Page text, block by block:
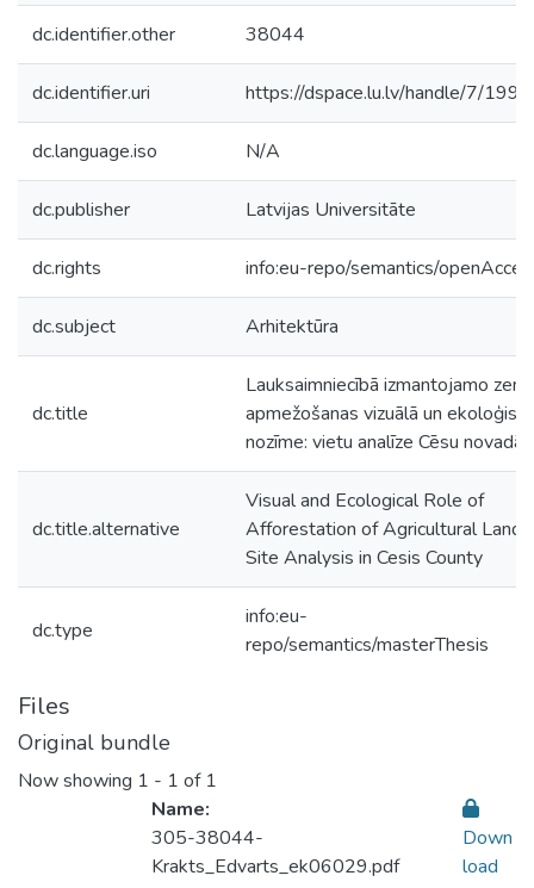
dc.identifier.other 38044
dc.identifier.uri https://dspace.lu.lv/handle/7/
dc.language.iso N/A
dc.publisher Latvijas Universitāte
dc.rights info:eu-repo/semantics/
dc.subject Arhitektūra
dc.title
Lauksaimniecībā izmantojamo
apmežošanas vizuālā un
nozīme: vietu analīze Cēsu novadā
dc.title.alternative
Visual and Ecological Role of
Afforestation of Agricultural Land:
Site Analysis in Cesis County
dc.type
info:eu-
repo/semantics/masterThesis
Files
Original bundle
Now showing 1 - 1 of 1
Name:
305-38044-
Krakts_Edvarts_ek06029.pdf
Down
load